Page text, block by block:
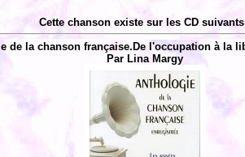
Cette chanson existe sur les CD
de la chanson française.De l'occupation à la
Par Lina Margy